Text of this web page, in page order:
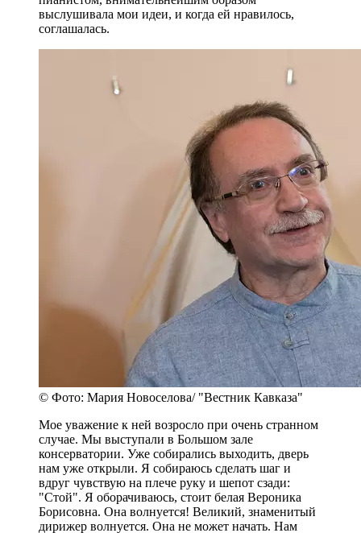
выслушивала мои идеи, и когда ей нравилось,
соглашалась.
© Фото: Мария Новоселова/ "Вестник Кавказа"
Мое уважение к ней возросло при очень странном
случае. Мы выступали в Большом зале
консерватории. Уже собирались выходить, дверь
нам уже открыли. Я собираюсь сделать шаг и
вдруг чувствую на плече руку и шепот сзади:
"Стой". Я оборачиваюсь, стоит белая Вероника
Борисовна. Она волнуется! Великий, знаменитый
дирижер волнуется. Она не может начать. Нам